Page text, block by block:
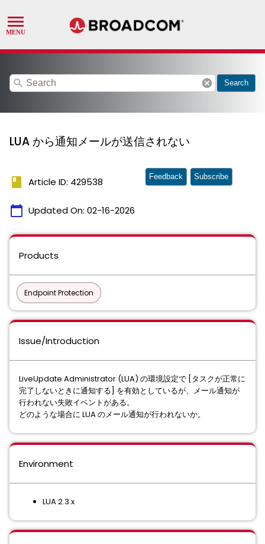
search cancel Search
LUA から通知メールが送信されない
book Article ID: 429538
calendar_today Updated On: 02-16-2026
Feedback Subscribe
Products
Endpoint Protection
Issue/Introduction
LiveUpdate Administrator (LUA) の環境設定で [タスクが正常に
完了しないときに通知する] を有効としているが、メール通知が
行われない失敗イベントがある。
どのような場合に LUA のメール通知が行われないか。
Environment
LUA 2.3.x